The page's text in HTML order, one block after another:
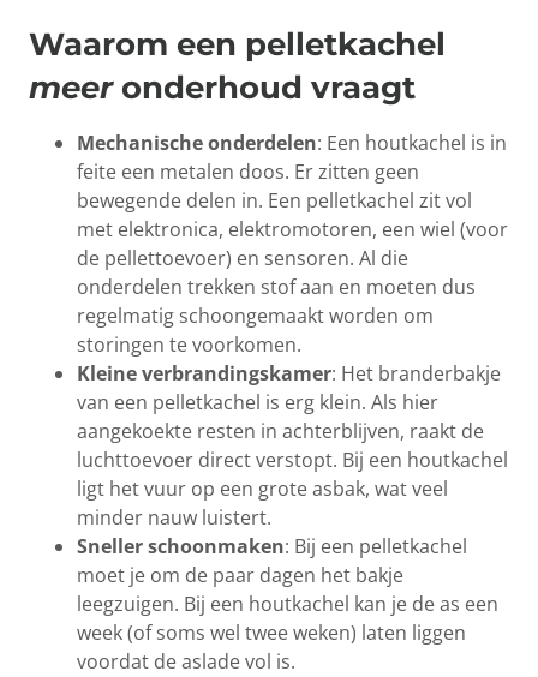
Waarom een pelletkachel
meeronderhoud vraagt
Mechanische onderdelen: Een houtkachel is in
feite een metalen doos. Er zitten geen
bewegende delen in. Een pelletkachel zit vol
met elektronica, elektromotoren, een wiel (voor
de pellettoevoer) en sensoren. Al die
onderdelen trekken stof aan en moeten dus
regelmatig schoongemaakt worden om
storingen te voorkomen.
Kleine verbrandingskamer: Het branderbakje
van een pelletkachel is erg klein. Als hier
aangekoekte resten in achterblijven, raakt de
luchttoevoer direct verstopt. Bij een houtkachel
ligt het vuur op een grote asbak, wat veel
minder nauw luistert.
Sneller schoonmaken: Bij een pelletkachel
moet je om de paar dagen het bakje
leegzuigen. Bij een houtkachel kan je de as een
week (of soms wel twee weken) laten liggen
voordat de aslade vol is.